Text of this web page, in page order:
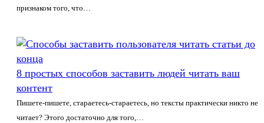
признаком того, что…
8 простых способов заставить людей читать ваш
контент
Пишете-пишете, стараетесь-стараетесь, но тексты практически никто не
читает? Этого достаточно для того,…